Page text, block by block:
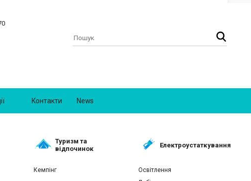
Контакти News
Туризм та
відпочинок
Кемпінг
Електроустаткування
Освітлення